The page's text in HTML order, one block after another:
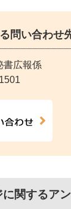
問い合わせ
書広報係
関するア